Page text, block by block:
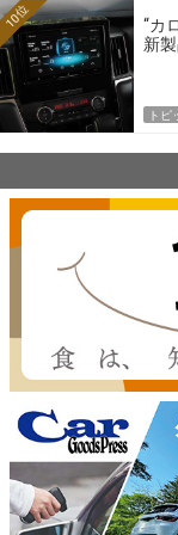
“カ
新
10位
トピ